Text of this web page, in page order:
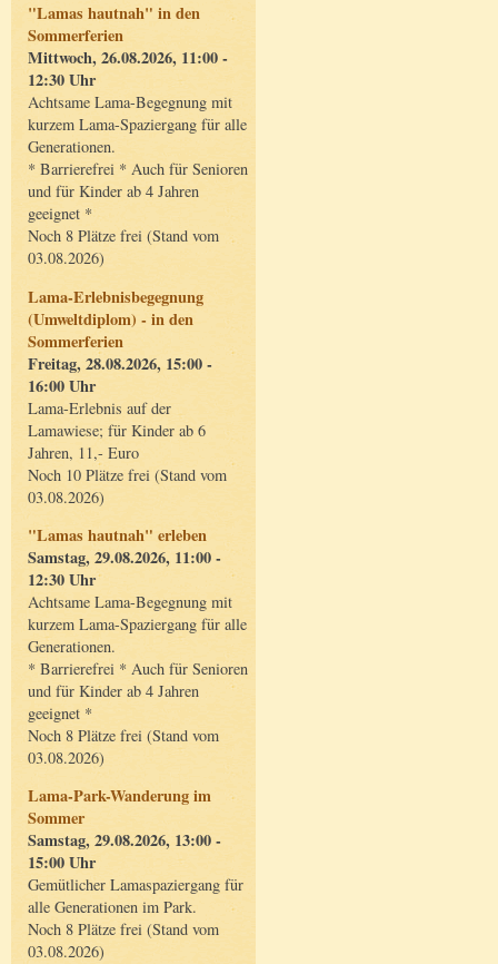
"Lamas hautnah" in den
Sommerferien
Mittwoch, 26.08.2026, 11:00 -
12:30 Uhr
Achtsame Lama-Begegnung mit
kurzem Lama-Spaziergang für alle
Generationen.
* Barrierefrei * Auch für Senioren
und für Kinder ab 4 Jahren
geeignet *
Noch 8 Plätze frei (Stand vom
03.08.2026)
Lama-Erlebnisbegegnung
(Umweltdiplom) - in den
Sommerferien
Freitag, 28.08.2026, 15:00 -
16:00 Uhr
Lama-Erlebnis auf der
Lamawiese; für Kinder ab 6
Jahren, 11,- Euro
Noch 10 Plätze frei (Stand vom
03.08.2026)
"Lamas hautnah" erleben
Samstag, 29.08.2026, 11:00 -
12:30 Uhr
Achtsame Lama-Begegnung mit
kurzem Lama-Spaziergang für alle
Generationen.
* Barrierefrei * Auch für Senioren
und für Kinder ab 4 Jahren
geeignet *
Noch 8 Plätze frei (Stand vom
03.08.2026)
Lama-Park-Wanderung im
Sommer
Samstag, 29.08.2026, 13:00 -
15:00 Uhr
Gemütlicher Lamaspaziergang für
alle Generationen im Park.
Noch 8 Plätze frei (Stand vom
03.08.2026)